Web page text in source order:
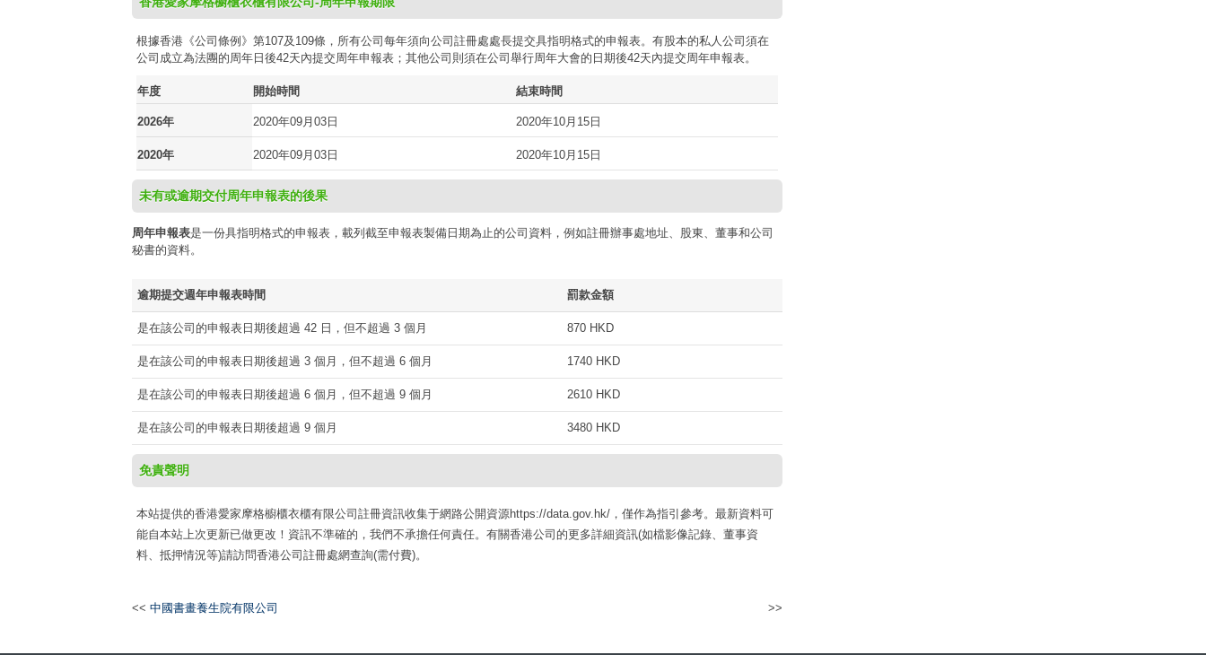
根據香港《公司條例》第107及109條，所有公司每年須向公司註冊處處長提交具指明格式的申報表。有股本的私人公司須在
公司成立為法團的周年日後42天內提交周年申報表；其他公司則須在公司舉行周年大會的日期後42天內提交周年申報表。
年度 開始時間 結束時間
2026年 2020年09月03日 2020年10月15日
2020年 2020年09月03日 2020年10月15日
未有或逾期交付周年申報表的後果
周年申報表是一份具指明格式的申報表，載列截至申報表製備日期為止的公司資料，例如註冊辦事處地址、股東、董事和公司
秘書的資料。
逾期提交週年申報表時間 罰款金額
是在該公司的申報表日期後超過 42 日，但不超過 3 個月 870 HKD
是在該公司的申報表日期後超過 3 個月，但不超過 6 個月 1740 HKD
是在該公司的申報表日期後超過 6 個月，但不超過 9 個月 2610 HKD
是在該公司的申報表日期後超過 9 個月 3480 HKD
免責聲明
本站提供的香港愛家摩格櫥櫃衣櫃有限公司註冊資訊收集于網路公開資源https://data.gov.hk/，僅作為指引參考。最新資料可
能自本站上次更新已做更改！資訊不準確的，我們不承擔任何責任。有關香港公司的更多詳細資訊(如檔影像記錄、董事資
料、抵押情況等)請訪問香港公司註冊處網查詢(需付費)。
<< 中國書畫養生院有限公司 >>